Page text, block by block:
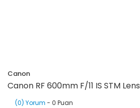
Canon
Canon RF 600mm F/11 IS STM Lens
(0) Yorum - 0 Puan